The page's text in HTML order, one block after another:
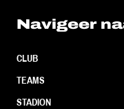
Navigeer
CLUB
TEAMS
STADION